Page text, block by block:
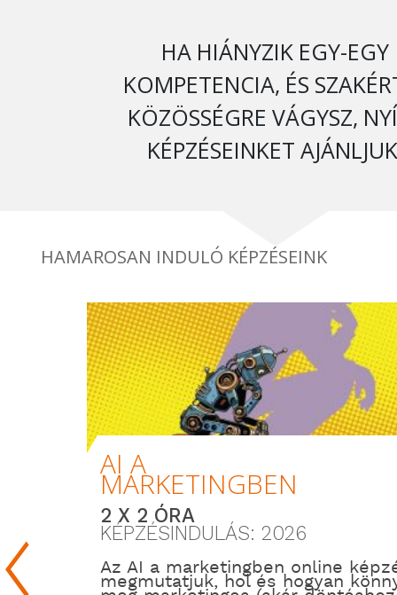
HA HIÁNYZIK EGY-EGY
KOMPETENCIA, ÉS
KÖZÖSSÉGRE VÁGYSZ,
KÉPZÉSEINKET
HAMAROSAN INDULÓ KÉPZÉSEINK
AI A
MARKETINGBEN
2 X 2 ÓRA
KÉPZÉSINDULÁS: 2026
Az AI a marketingben online
megmutatjuk, hol és hogyan